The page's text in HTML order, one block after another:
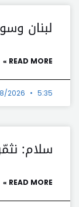
لبنان
READ MORE »
2026 5:35 م
سلام:
READ MORE »